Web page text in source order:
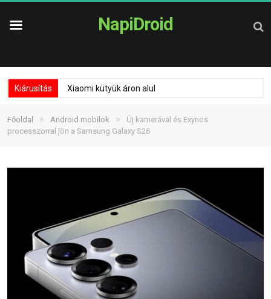
NapiDroid
Kiárusítás Xiaomi kütyük áron alul
Főoldal » Android mobilok »
Új kamerával és Exynos
processzorral jön a Samsung Galaxy S26